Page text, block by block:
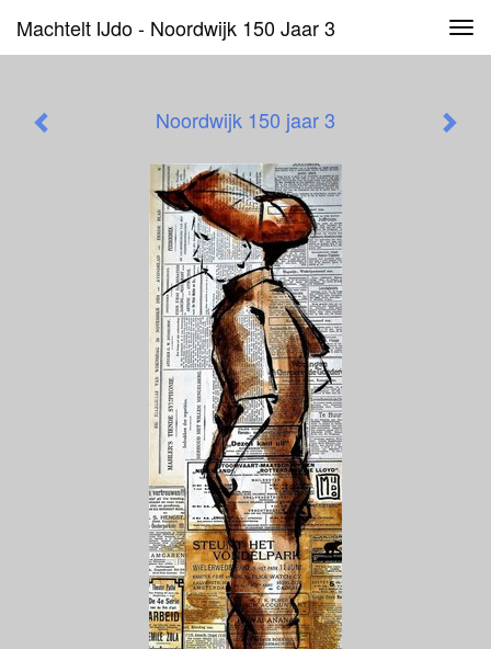
Machtelt IJdo - Noordwijk 150 Jaar 3
Noordwijk 150 jaar 3